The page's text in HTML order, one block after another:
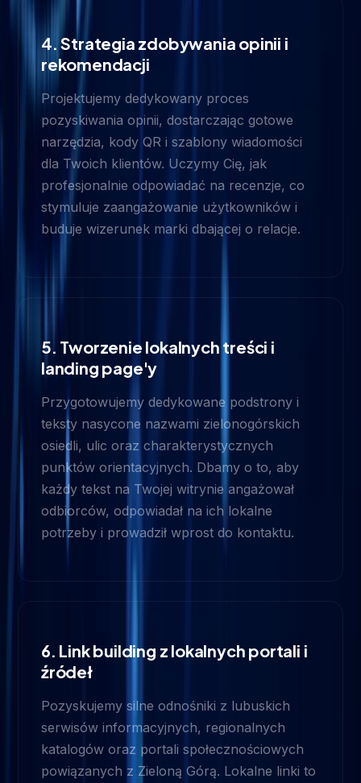
4. Strategia zdobywania opinii i
rekomendacji
Projektujemy dedykowany proces
pozyskiwania opinii, dostarczając gotowe
narzędzia, kody QR i szablony wiadomości
dla Twoich klientów. Uczymy Cię, jak
profesjonalnie odpowiadać na recenzje, co
stymuluje zaangażowanie użytkowników i
buduje wizerunek marki dbającej o relacje.
5. Tworzenie lokalnych treści i
landing page'y
Przygotowujemy dedykowane podstrony i
teksty nasycone nazwami zielonogórskich
osiedli, ulic oraz charakterystycznych
punktów orientacyjnych. Dbamy o to, aby
każdy tekst na Twojej witrynie angażował
odbiorców, odpowiadał na ich lokalne
potrzeby i prowadził wprost do kontaktu.
6. Link building z lokalnych portali i
źródeł
Pozyskujemy silne odnośniki z lubuskich
serwisów informacyjnych, regionalnych
katalogów oraz portali społecznościowych
powiązanych z Zieloną Górą. Lokalne linki to